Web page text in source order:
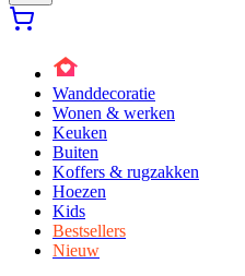
Wanddecoratie
Wonen & werken
Keuken
Buiten
Koffers & rugzakken
Hoezen
Kids
Bestsellers
Nieuw